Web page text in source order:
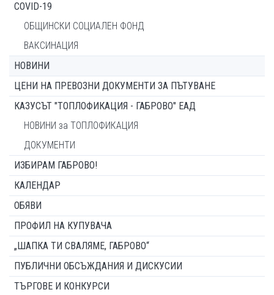
COVID-19
ОБЩИНСКИ СОЦИАЛЕН ФОНД
ВАКСИНАЦИЯ
НОВИНИ
ЦЕНИ НА ПРЕВОЗНИ ДОКУМЕНТИ ЗА ПЪТУВАНЕ
КАЗУСЪТ "ТОПЛОФИКАЦИЯ - ГАБРОВО" ЕАД
НОВИНИ за ТОПЛОФИКАЦИЯ
ДОКУМЕНТИ
ИЗБИРАМ ГАБРОВО!
КАЛЕНДАР
ОБЯВИ
ПРОФИЛ НА КУПУВАЧА
„ШАПКА ТИ СВАЛЯМЕ, ГАБРОВО“
ПУБЛИЧНИ ОБСЪЖДАНИЯ И ДИСКУСИИ
ТЪРГОВЕ И КОНКУРСИ